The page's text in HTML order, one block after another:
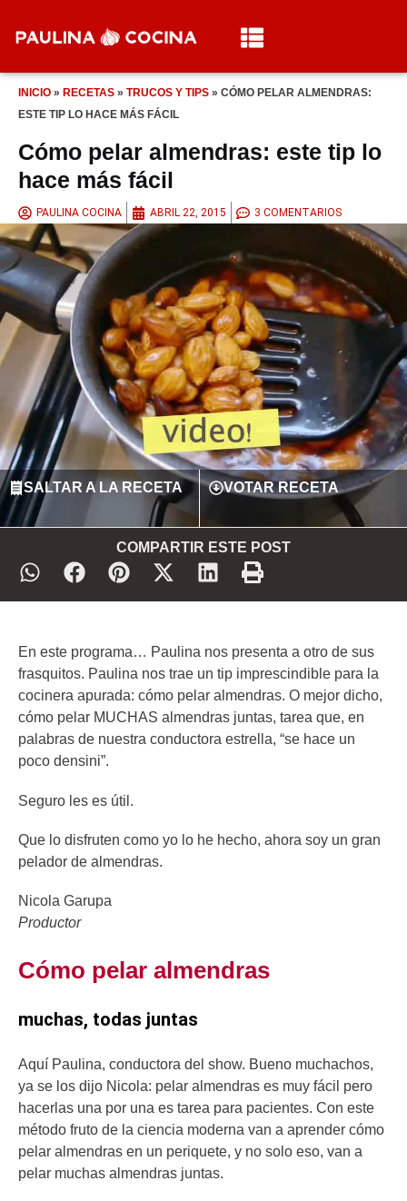
INICIO » RECETAS » TRUCOS Y TIPS » CÓMO PELAR ALMENDRAS:
ESTE TIP LO HACE MÁS FÁCIL
Cómo pelar almendras: este tip lo
hace más fácil
PAULINA COCINA ABRIL 22, 2015 3 COMENTARIOS
SALTAR A LA RECETA VOTAR RECETA
COMPARTIR ESTE POST
En este programa… Paulina nos presenta a otro de sus
frasquitos. Paulina nos trae un tip imprescindible para la
cocinera apurada: cómo pelar almendras. O mejor dicho,
cómo pelar MUCHAS almendras juntas, tarea que, en
palabras de nuestra conductora estrella, “se hace un
poco densini”.
Seguro les es útil.
Que lo disfruten como yo lo he hecho, ahora soy un gran
pelador de almendras.
Nicola Garupa
Productor
Cómo pelar almendras
muchas, todas juntas
Aquí Paulina, conductora del show. Bueno muchachos,
ya se los dijo Nicola: pelar almendras es muy fácil pero
hacerlas una por una es tarea para pacientes. Con este
método fruto de la ciencia moderna van a aprender cómo
pelar almendras en un periquete, y no solo eso, van a
pelar muchas almendras juntas.